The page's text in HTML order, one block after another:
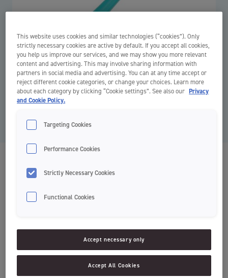
Clean Between Tandborste
Borsthårdhet Mjuk och Medium
Clean Between är en tandborste med revolutionerande koniska
This website uses cookies and similar technologies (“cookies”). Only
strictly necessary cookies are active by default. If you accept all cookies,
you help us improve our services, and we may show you more relevant
content and advertising. This may involve sharing information with
partners in social media and advertising. You can at any time accept or
reject different cookie categories, or change your choices. Learn more
about each category by clicking “Cookie settings”. See also our Privacy
and Cookie Policy.
Targeting Cookies
Performance Cookies
Strictly Necessary Cookies
Functional Cookies
Accept necessary only
Accept All Cookies